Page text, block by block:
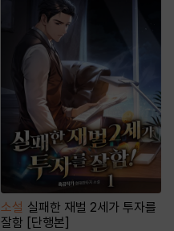
소설 실패한 재벌 2세가 투자를
잘함 [단행본]